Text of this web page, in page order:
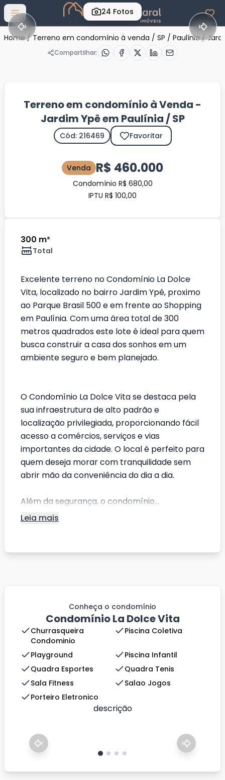
Abrir menu
24 Fotos
Home / Terreno em condomínio à venda / SP / Paulínia /
Compartilhar:
Terreno em condomínio à Venda -
Jardim Ypê em Paulínia / SP
Cód: 216469 Favoritar
Venda R$ 460.000
Condomínio R$ 680,00
IPTU R$ 100,00
300 m²
Total
Excelente terreno no Condomínio La Dolce
Vita, localizado no bairro Jardim Ypê, proximo
ao Parque Brasil 500 e em frente ao Shopping
em Paulínia. Com uma área total de 300
metros quadrados este lote é ideal para quem
busca construir a casa dos sonhos em um
ambiente seguro e bem planejado.
O Condomínio La Dolce Vita se destaca pela
sua infraestrutura de alto padrão e
localização privilegiada, proporcionando fácil
acesso a comércios, serviços e vias
importantes da cidade. O local é perfeito para
quem deseja morar com tranquilidade sem
abrir mão da conveniência do dia a dia.
Além da segurança, o condomínio...
Leia mais
Conheça o condomínio
Condomínio La Dolce Vita
Churrasqueira
Condominio
Piscina Coletiva
Playground
Piscina Infantil
Quadra Esportes
Quadra Tenis
Sala Fitness
Salao Jogos
Porteiro Eletronico
descrição